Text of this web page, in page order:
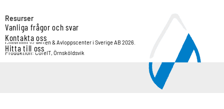
Resurser
Vanliga frågor och svar
Kontakta oss
Hitta till oss
Copyright © Vatten & Avloppscenter i Sverige AB 2026.
Produktion: CoreIT, Örnsköldsvik